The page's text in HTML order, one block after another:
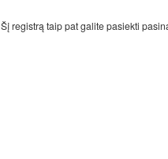
Šį registrą taip pat galite pasiekti